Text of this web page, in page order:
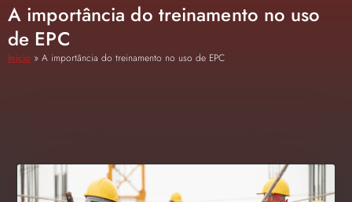
A importância do treinamento no uso
de EPC
Início » A importância do treinamento no uso de EPC